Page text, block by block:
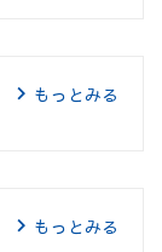
もっとみる
もっとみる